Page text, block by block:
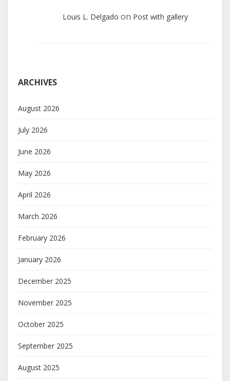
Louis L. Delgado on Post with gallery
ARCHIVES
August 2026
July 2026
June 2026
May 2026
April 2026
March 2026
February 2026
January 2026
December 2025
November 2025
October 2025
September 2025
August 2025